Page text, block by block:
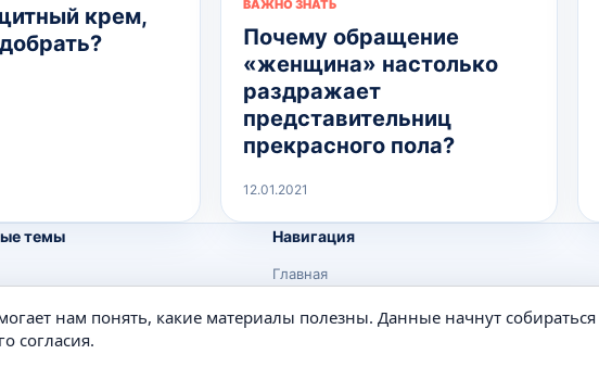
крем,
ВАЖНО ЗНАТЬ
Почему обращение
«женщина» настолько
раздражает
представительниц
прекрасного пола?
12.01.2021
темы Навигация
Главная
нам понять, какие материалы полезны. Данные начнут собираться
согласия.